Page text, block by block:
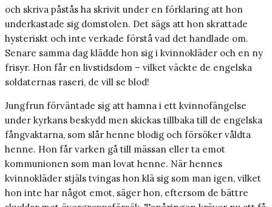
och skriva påstås ha skrivit under en förklaring att hon
underkastade sig domstolen. Det sägs att hon skrattade
hysteriskt och inte verkade förstå vad det handlade om.
Senare samma dag klädde hon sig i kvinnokläder och en ny
frisyr. Hon får en livstidsdom – vilket väckte de engelska
soldaternas raseri, de vill se blod!
Jungfrun förväntade sig att hamna i ett kvinnofängelse
under kyrkans beskydd men skickas tillbaka till de engelska
fångvaktarna, som slår henne blodig och försöker våldta
henne. Hon får varken gå till mässan eller ta emot
kommunionen som man lovat henne. När hennes
kvinnokläder stjäls tvingas hon klä sig som man igen, vilket
hon inte har något emot, säger hon, eftersom de bättre